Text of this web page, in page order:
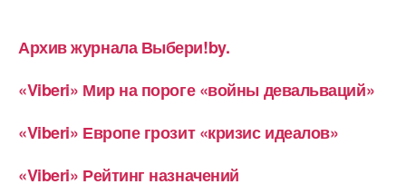
Архив журнала Выбери!by.
«Viberi» Мир на пороге «войны девальваций»
«Viberi» Европе грозит «кризис идеалов»
«Viberi» Рейтинг назначений